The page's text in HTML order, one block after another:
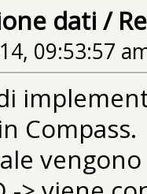
dati /
09:53:57
Compass.